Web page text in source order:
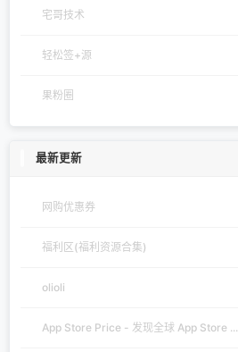
宅哥技术
轻松签+源
果粉圈
最新更新
网购优惠券
福利区(福利资源合集)
olioli
App Store Price - 发现全球 App Store ...